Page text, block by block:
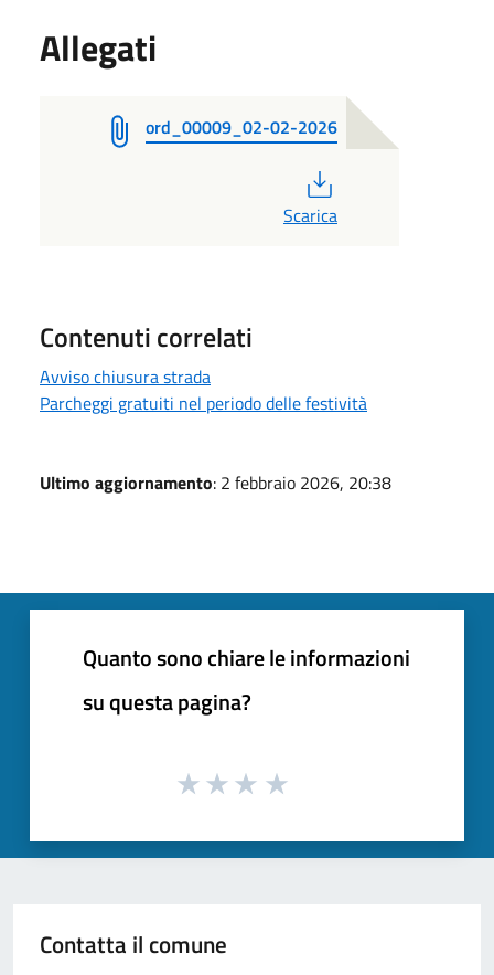
Allegati
ord_00009_02-02-2026
Scarica
Contenuti correlati
Avviso chiusura strada
Parcheggi gratuiti nel periodo delle festività
Ultimo aggiornamento: 2 febbraio 2026, 20:38
Quanto sono chiare le informazioni
su questa pagina?
Contatta il comune